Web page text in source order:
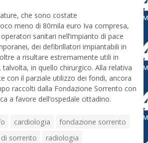
che sono costate
meno di 80mila euro Iva compresa,
sanitari nell’impianto di pace
dei defibrillatori impiantabili in
a risultare estremamente utili in
in quello chirurgico. Alla relativa
con il parziale utilizzo dei fondi, ancora
raccolti dalla Fondazione Sorrento con
a favore dell’ospedale cittadino.
cardiologia
fondazione sorrento
sorrento
radiologia